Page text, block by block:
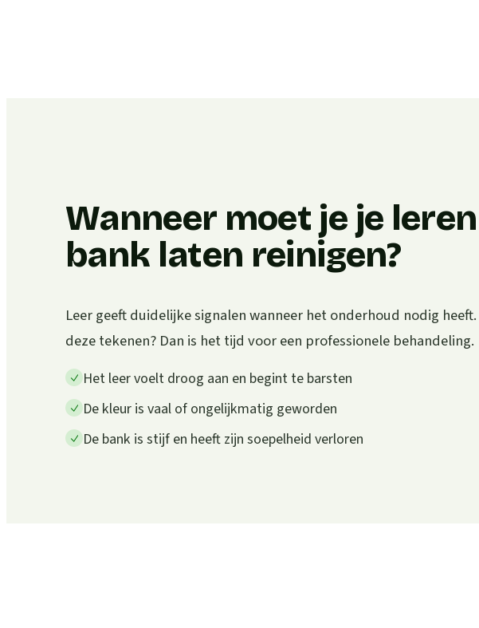
Wanneer moet je je leren
bank laten reinigen?
Leer geeft duidelijke signalen wanneer het onderhoud nodig
deze tekenen? Dan is het tijd voor een professionele behandeling.
Het leer voelt droog aan en begint te barsten
De kleur is vaal of ongelijkmatig geworden
De bank is stijf en heeft zijn soepelheid verloren